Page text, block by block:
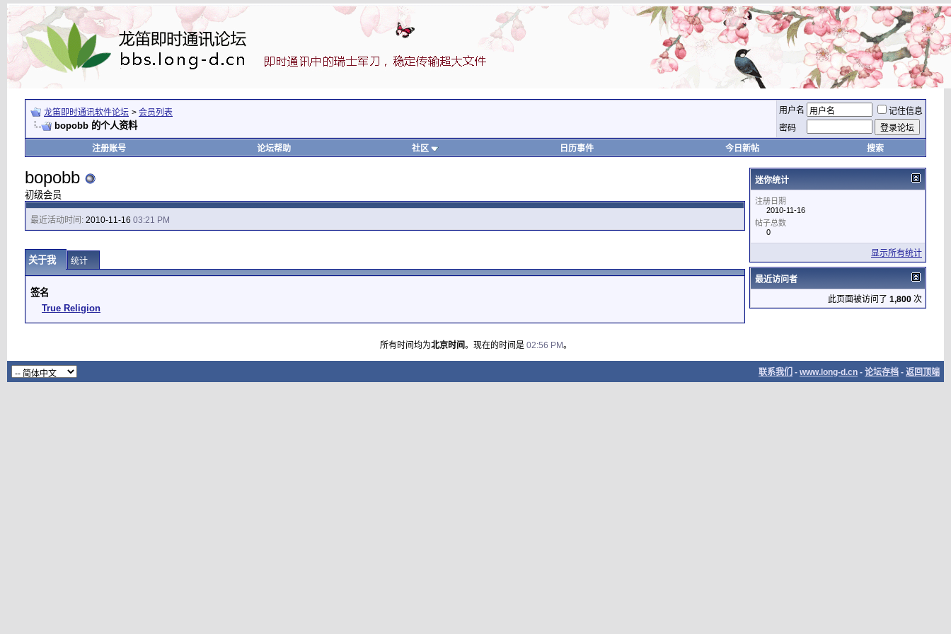
龙笛即时通讯软件论坛 > 会员列表
bopobb 的个人资料
用户名
记住信息
密码
注册账号 论坛帮助 社区 日历事件 今日新帖 搜索
bopobb
初级会员
最近活动时间: 2010-11-16 03:21 PM
关于我 统计
签名
True Religion
迷你统计
注册日期
2010-11-16
帖子总数
0
显示所有统计
最近访问者
此页面被访问了 1,800 次
所有时间均为北京时间。现在的时间是 02:56 PM。
联系我们 - www.long-d.cn - 论坛存档 - 返回顶端